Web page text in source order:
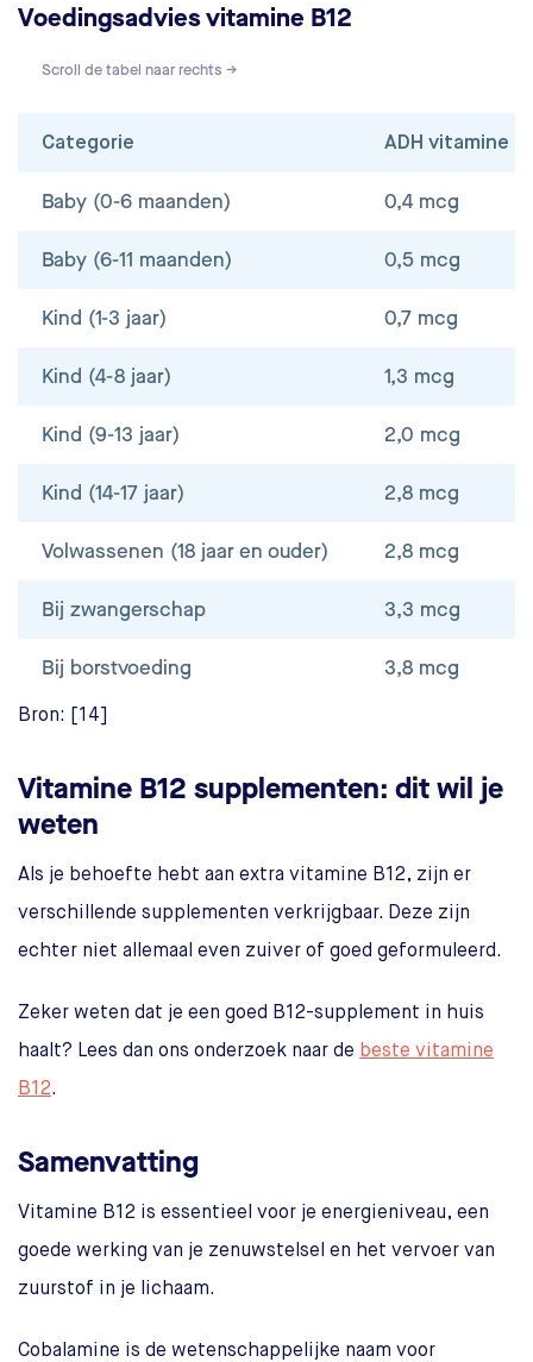
Voedingsadvies vitamine B12
Scroll de tabel naar rechts →
Categorie ADH vitamine
Baby (0-6 maanden) 0,4 mcg
Baby (6-11 maanden) 0,5 mcg
Kind (1-3 jaar) 0,7 mcg
Kind (4-8 jaar) 1,3 mcg
Kind (9-13 jaar) 2,0 mcg
Kind (14-17 jaar) 2,8 mcg
Volwassenen (18 jaar en ouder) 2,8 mcg
Bij zwangerschap 3,3 mcg
Bij borstvoeding 3,8 mcg
Bron: [14]
Vitamine B12 supplementen: dit wil je
weten
Als je behoefte hebt aan extra vitamine B12, zijn er
verschillende supplementen verkrijgbaar. Deze zijn
echter niet allemaal even zuiver of goed geformuleerd.
Zeker weten dat je een goed B12-supplement in huis
haalt? Lees dan ons onderzoek naar de beste vitamine
B12.
Samenvatting
Vitamine B12 is essentieel voor je energieniveau, een
goede werking van je zenuwstelsel en het vervoer van
zuurstof in je lichaam.
Cobalamine is de wetenschappelijke naam voor